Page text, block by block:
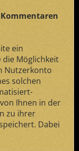
ein
Möglichkeit
Nutzerkonto
solchen
Ihnen in der
zu ihrer
Dabei